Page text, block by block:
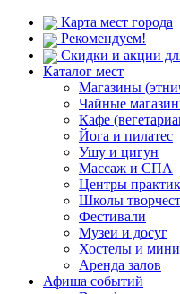
Карта мест города
Рекомендуем!
Скидки и акции
Каталог мест
Магазины
Чайные
Кафе
Йога и пилатес
Ушу и цигун
Массаж и СПА
Центры
Школы
Фестивали
Музеи и досуг
Хостелы и
Аренда залов
Афиша событий